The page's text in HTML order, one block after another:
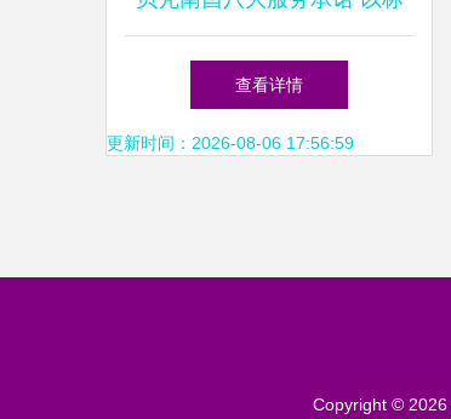
准引领房产经纪服务品质新标
杆
查看详情
更新时间：2026-08-06 17:56:59
Copyright © 2026